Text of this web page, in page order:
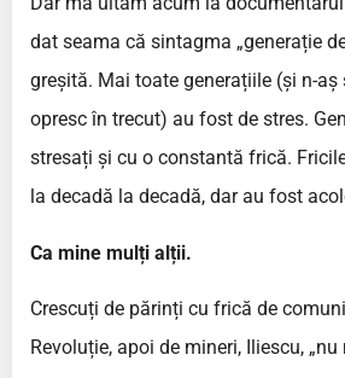
dat seama că sintagma „generație
greșită. Mai toate generațiile (și n-
opresc în trecut) au fost de stres.
stresați și cu o constantă frică.
la decadă la decadă, dar au fost
Ca mine mulți alții.
Crescuți de părinți cu frică de
Revoluție, apoi de mineri, Iliescu, „nu